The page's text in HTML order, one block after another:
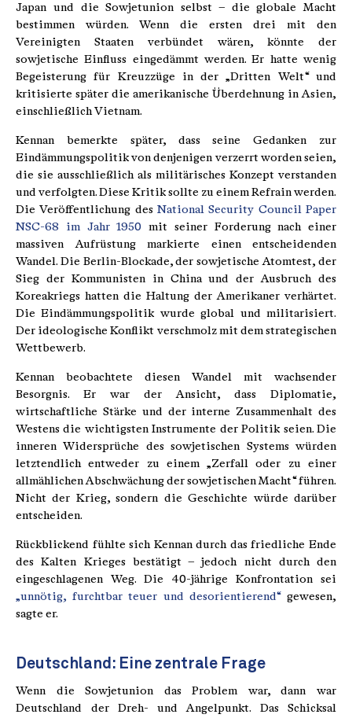
Japan und die Sowjetunion selbst – die globale Macht
bestimmen würden. Wenn die ersten drei mit den
Vereinigten Staaten verbündet wären, könnte der
sowjetische Einfluss eingedämmt werden. Er hatte wenig
Begeisterung für Kreuzzüge in der „Dritten Welt“ und
kritisierte später die amerikanische Überdehnung in Asien,
einschließlich Vietnam.
Kennan bemerkte später, dass seine Gedanken zur
Eindämmungspolitik von denjenigen verzerrt worden seien,
die sie ausschließlich als militärisches Konzept verstanden
und verfolgten. Diese Kritik sollte zu einem Refrain werden.
Die Veröffentlichung des National Security Council Paper
NSC-68 im Jahr 1950 mit seiner Forderung nach einer
massiven Aufrüstung markierte einen entscheidenden
Wandel. Die Berlin-Blockade, der sowjetische Atomtest, der
Sieg der Kommunisten in China und der Ausbruch des
Koreakriegs hatten die Haltung der Amerikaner verhärtet.
Die Eindämmungspolitik wurde global und militarisiert.
Der ideologische Konflikt verschmolz mit dem strategischen
Wettbewerb.
Kennan beobachtete diesen Wandel mit wachsender
Besorgnis. Er war der Ansicht, dass Diplomatie,
wirtschaftliche Stärke und der interne Zusammenhalt des
Westens die wichtigsten Instrumente der Politik seien. Die
inneren Widersprüche des sowjetischen Systems würden
letztendlich entweder zu einem „Zerfall oder zu einer
allmählichen Abschwächung der sowjetischen Macht“ führen.
Nicht der Krieg, sondern die Geschichte würde darüber
entscheiden.
Rückblickend fühlte sich Kennan durch das friedliche Ende
des Kalten Krieges bestätigt – jedoch nicht durch den
eingeschlagenen Weg. Die 40-jährige Konfrontation sei
„unnötig, furchtbar teuer und desorientierend“gewesen,
sagte er.
Deutschland: Eine zentrale Frage
Wenn die Sowjetunion das Problem war, dann war
Deutschland der Dreh- und Angelpunkt. Das Schicksal